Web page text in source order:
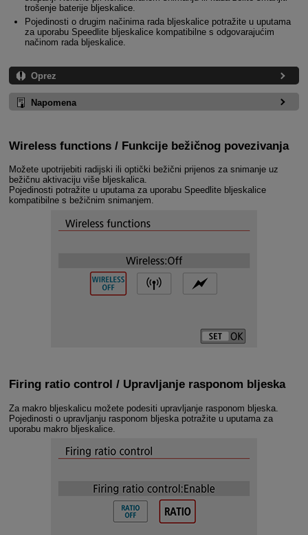
trošenje baterije bljeskalice.
Pojedinosti o drugim načinima rada bljeskalice potražite u uputama
za uporabu Speedlite bljeskalice kompatibilne s odgovarajućim
načinom rada bljeskalice.
Oprez
Napomena
Wireless functions / Funkcije bežičnog povezivanja
Možete upotrijebiti radijski ili optički bežični prijenos za snimanje uz
bežičnu aktivaciju više bljeskalica.
Pojedinosti potražite u uputama za uporabu Speedlite bljeskalice
kompatibilne s bežičnim snimanjem.
Firing ratio control / Upravljanje rasponom bljeska
Za makro bljeskalicu možete podesiti upravljanje rasponom bljeska.
Pojedinosti o upravljanju rasponom bljeska potražite u uputama za
uporabu makro bljeskalice.